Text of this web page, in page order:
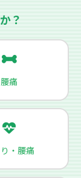
？
腰痛
・腰痛